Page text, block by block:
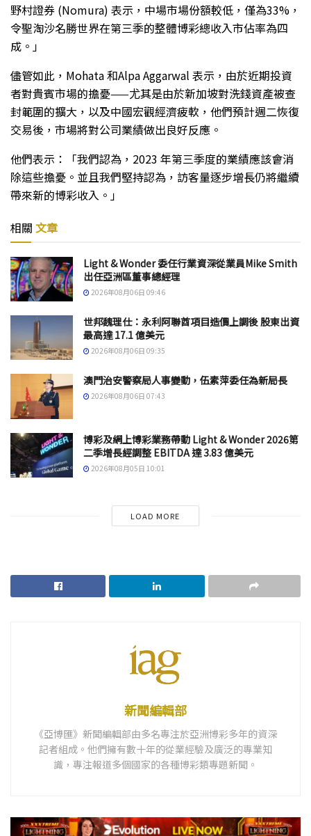
野村證券 (Nomura) 表示，中場市場份額較低，僅為33%，
令聖淘沙名勝世界在第三季的整體博彩總收入市佔率為四
成。」
儘管如此，Mohata 和Alpa Aggarwal 表示，由於近期投資
者對貴賓市場的擔憂——尤其是由於新加坡對洗錢資產被查
封範圍的擴大，以及中國宏觀經濟疲軟，他們預計週二恢復
交易後，市場將對公司業績做出良好反應。
他們表示：「我們認為，2023 年第三季度的業績應該會消
除這些擔憂。並且我們堅持認為，訪客量逐步增長仍將繼續
帶來新的博彩收入。」
相關 文章
Light & Wonder 委任行業資深從業員Mike Smith
出任亞洲區董事總經理
2026年08月06日 09:46
世邦魏理仕：永利阿聯酋項目造價上調後 股東出資
最高達 17.1 億美元
2026年08月06日 09:35
澳門治安警察局人事變動，伍素萍委任為新局長
2026年08月06日 07:43
博彩及網上博彩業務帶動 Light & Wonder 2026第
二季增長經調整 EBITDA 達 3.83 億美元
2026年08月05日 10:01
LOAD MORE
新聞編輯部
《亞博匯》新聞編輯部由多名專注於亞洲博彩多年的資深
記者組成。他們擁有數十年的從業經驗及廣泛的專業知
識，專注報道多個國家的各種博彩類專題新聞。